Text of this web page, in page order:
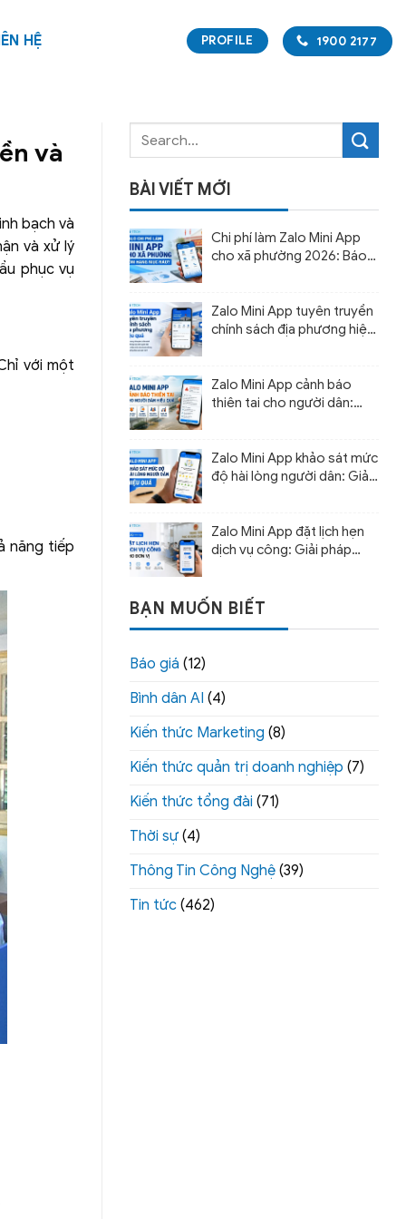
HỆ PROFILE 1900 2177
và
bạch và
và xử lý
phục vụ
với một
năng tiếp
BÀI VIẾT MỚI
Chi phí làm Zalo Mini App
cho xã phường 2026: Báo
Zalo Mini App tuyên truyền
chính sách địa phương hiệu
Zalo Mini App cảnh báo
thiên tai cho người dân:
Zalo Mini App khảo sát mức
độ hài lòng người dân: Giải
Zalo Mini App đặt lịch hẹn
dịch vụ công: Giải pháp
BẠN MUỐN BIẾT
Báo giá (12)
Bình dân AI (4)
Kiến thức Marketing (8)
Kiến thức quản trị doanh nghiệp (7)
Kiến thức tổng đài (71)
Thời sự (4)
Thông Tin Công Nghệ (39)
Tin tức (462)